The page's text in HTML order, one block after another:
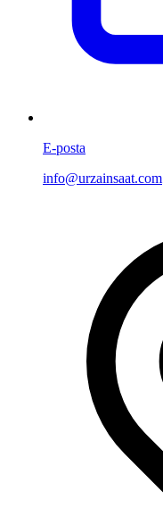
E-posta
info@urzainsaat.com